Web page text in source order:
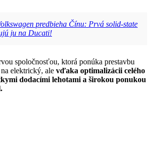
predbieha Čínu: Prvá solid-state
ju na Ducati!
spoločnosťou, ktorá ponúka prestavbu
elektrický, ale vďaka optimalizácii celého
dodacími lehotami a širokou ponukou